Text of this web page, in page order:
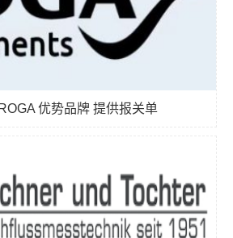
优势品牌 提供报关单